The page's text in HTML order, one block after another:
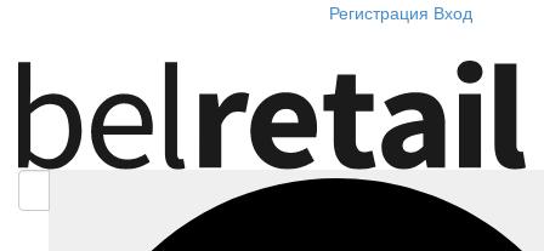
Регистрация Вход